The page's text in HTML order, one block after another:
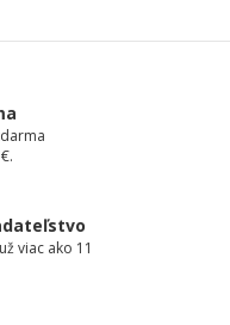
viac ako 11